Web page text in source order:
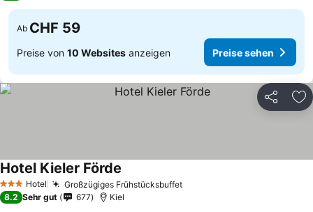
Ab CHF 59
Preise von 10 Websites anzeigen Preise sehen
Teilen
3 SterneHotel Großzügiges Frühstücksbuffet
Hotel Kieler Förde
8.2 Sehr gut 677 Kiel